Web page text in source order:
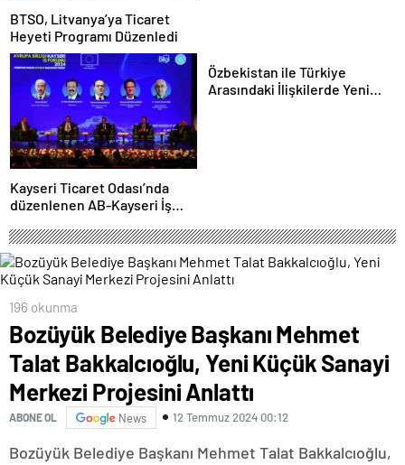
BTSO, Litvanya’ya Ticaret
Heyeti Programı Düzenledi
Kayseri Ticaret Odası’nda
düzenlenen AB-Kayseri İş
ve dijitalleşme vurgusu
yapıldı
Özbekistan ile Türkiye
Arasındaki İlişkilerde Yeni
196 okunma
Bozüyük Belediye Başkanı Mehmet
Talat Bakkalcıoğlu, Yeni Küçük Sanayi
Merkezi Projesini Anlattı
ABONE OL News 12 Temmuz 2024 00:12
Bozüyük Belediye Başkanı Mehmet Talat Bakkalcıoğlu,